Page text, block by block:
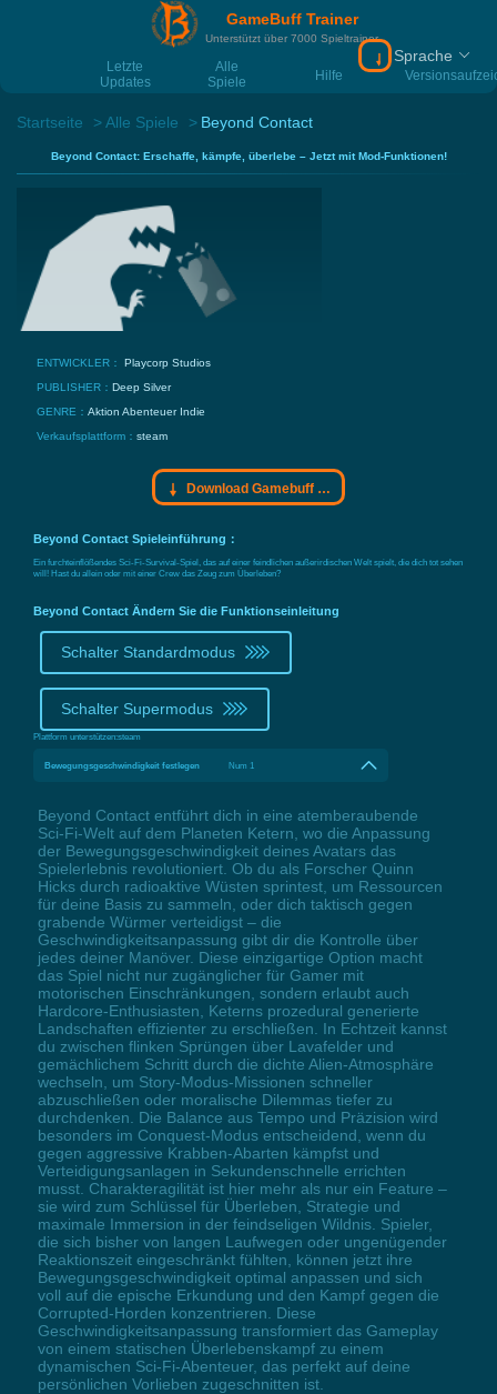
GameBuff Trainer
Unterstützt über 7000 Spieltrainer
Letzte
Updates
Alle
Spiele
Hilfe
Download
Sprache
Startseite Alle Spiele Beyond Contact
Beyond Contact: Erschaffe, kämpfe, überlebe – Jetzt mit Mod-Funktionen!
ENTWICKLER： Playcorp Studios
PUBLISHER： Deep Silver
GENRE： Aktion AbenteuerIndie
Verkaufsplattform： steam
Download Gamebuff Trainer
Beyond Contact Spieleinführung：
Ein furchteinflößendes Sci-Fi-Survival-Spiel, das auf einer feindlichen außerirdischen Welt spielt, die dich tot sehen
will! Hast du allein oder mit einer Crew das Zeug zum Überleben?
Beyond Contact Ändern Sie die Funktionseinleitung
Schalter Standardmodus
Schalter Supermodus
Plattform unterstützen:steam
Bewegungsgeschwindigkeit festlegen Num 1
Beyond Contact entführt dich in eine atemberaubende
Sci-Fi-Welt auf dem Planeten Ketern, wo die Anpassung
der Bewegungsgeschwindigkeit deines Avatars das
Spielerlebnis revolutioniert. Ob du als Forscher Quinn
Hicks durch radioaktive Wüsten sprintest, um Ressourcen
für deine Basis zu sammeln, oder dich taktisch gegen
grabende Würmer verteidigst – die
Geschwindigkeitsanpassung gibt dir die Kontrolle über
jedes deiner Manöver. Diese einzigartige Option macht
das Spiel nicht nur zugänglicher für Gamer mit
motorischen Einschränkungen, sondern erlaubt auch
Hardcore-Enthusiasten, Keterns prozedural generierte
Landschaften effizienter zu erschließen. In Echtzeit kannst
du zwischen flinken Sprüngen über Lavafelder und
gemächlichem Schritt durch die dichte Alien-Atmosphäre
wechseln, um Story-Modus-Missionen schneller
abzuschließen oder moralische Dilemmas tiefer zu
durchdenken. Die Balance aus Tempo und Präzision wird
besonders im Conquest-Modus entscheidend, wenn du
gegen aggressive Krabben-Abarten kämpfst und
Verteidigungsanlagen in Sekundenschnelle errichten
musst. Charakteragilität ist hier mehr als nur ein Feature –
sie wird zum Schlüssel für Überleben, Strategie und
maximale Immersion in der feindseligen Wildnis. Spieler,
die sich bisher von langen Laufwegen oder ungenügender
Reaktionszeit eingeschränkt fühlten, können jetzt ihre
Bewegungsgeschwindigkeit optimal anpassen und sich
voll auf die epische Erkundung und den Kampf gegen die
Corrupted-Horden konzentrieren. Diese
Geschwindigkeitsanpassung transformiert das Gameplay
von einem statischen Überlebenskampf zu einem
dynamischen Sci-Fi-Abenteuer, das perfekt auf deine
persönlichen Vorlieben zugeschnitten ist.